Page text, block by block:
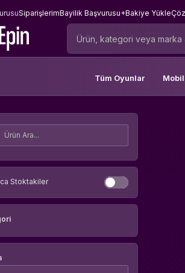
SiparişlerimBayilik Başvurusu+Bakiye Yükle
Tüm Oyunlar
Stoktakiler